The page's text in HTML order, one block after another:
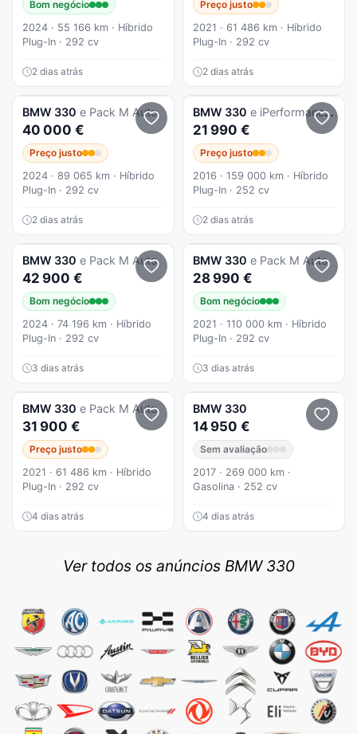
Bom negócio
2024 · 55 166 km · Híbrido
Plug-In · 292 cv
2 dias atrás
Preço justo
2021 · 61 486 km · Híbrido
Plug-In · 292 cv
2 dias atrás
BMW 330 e Pack M Auto
40 000 €
Preço justo
2024 · 89 065 km · Híbrido
Plug-In · 292 cv
2 dias atrás
BMW 330 e iPerformance Pack M
21 990 €
Preço justo
2016 · 159 000 km · Híbrido
Plug-In · 252 cv
2 dias atrás
BMW 330 e Pack M Auto
42 900 €
Bom negócio
2024 · 74 196 km · Híbrido
Plug-In · 292 cv
3 dias atrás
BMW 330 e Pack M Auto
28 990 €
Bom negócio
2021 · 110 000 km · Híbrido
Plug-In · 292 cv
3 dias atrás
BMW 330 e Pack M Auto
31 900 €
Preço justo
2021 · 61 486 km · Híbrido
Plug-In · 292 cv
4 dias atrás
BMW 330
14 950 €
Sem avaliação
2017 · 269 000 km ·
Gasolina · 252 cv
4 dias atrás
Ver todos os anúncios BMW 330